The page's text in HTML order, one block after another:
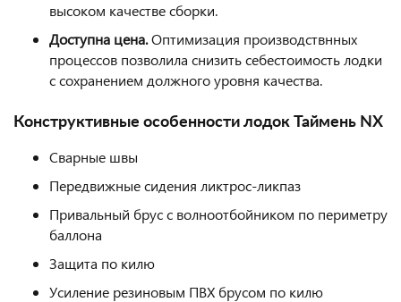
высоком качестве сборки.
Доступна цена.Оптимизация производствнных
процессов позволила снизить себестоимость лодки
с сохранением должного уровня качества.
Конструктивные особенности лодок Таймень NX
Сварные швы
Передвижные сидения ликтрос-ликпаз
Привальный брус с волноотбойником по периметру
баллона
Защита по килю
Усиление резиновым ПВХ брусом по килю